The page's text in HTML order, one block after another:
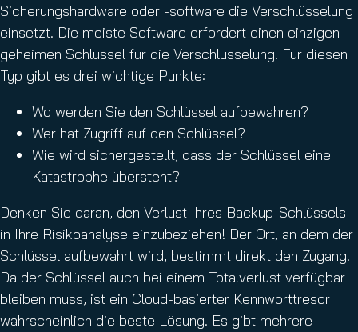
Sicherungshardware oder -software die Verschlüsselung
einsetzt. Die meiste Software erfordert einen einzigen
geheimen Schlüssel für die Verschlüsselung. Für diesen
Typ gibt es drei wichtige Punkte:
Wo werden Sie den Schlüssel aufbewahren?
Wer hat Zugriff auf den Schlüssel?
Wie wird sichergestellt, dass der Schlüssel eine
Katastrophe übersteht?
Denken Sie daran, den Verlust Ihres Backup-Schlüssels
in Ihre Risikoanalyse einzubeziehen! Der Ort, an dem der
Schlüssel aufbewahrt wird, bestimmt direkt den Zugang.
Da der Schlüssel auch bei einem Totalverlust verfügbar
bleiben muss, ist ein Cloud-basierter Kennworttresor
wahrscheinlich die beste Lösung. Es gibt mehrere